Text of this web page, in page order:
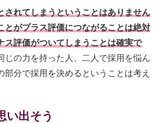
されてしまうということはありません
とがプラス評価につながることは絶対
ス評価がついてしまうことは確実で
じの力を持った人、二人で採用を悩ん
部分で採用を決めるということは考え
い出そう